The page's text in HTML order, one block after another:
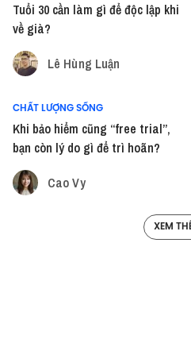
Tuổi 30 cần làm gì để độc lập khi
về già?
Lê Hùng Luận
CHẤT LƯỢNG SỐNG
Khi bảo hiểm cũng “free trial”,
bạn còn lý do gì để trì hoãn?
Cao Vy
XEM